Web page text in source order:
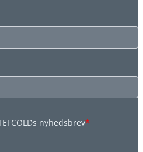
nyhedsbrev*